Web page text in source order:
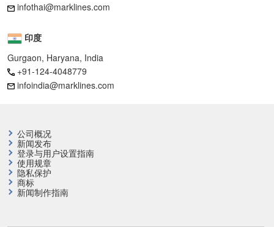
infothai@marklines.com
印度
Gurgaon, Haryana, India
+91-124-4048779
infoindia@marklines.com
公司概况
新闻发布
登录与用户设置指南
使用规章
隐私保护
商标
新闻制作指南